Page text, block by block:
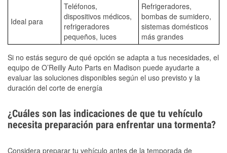
Ideal para
Teléfonos,
dispositivos médicos,
refrigeradores
pequeños, luces
Refrigeradores,
bombas de sumidero,
sistemas domésticos
más grandes
Si no estás seguro de qué opción se adapta a tus necesidades, el
equipo de O’Reilly Auto Parts en Madison puede ayudarte a
evaluar las soluciones disponibles según el uso previsto y la
duración del corte de energía
¿Cuáles son las indicaciones de que tu vehículo
necesita preparación para enfrentar una tormenta?
Considera preparar tu vehículo antes de la temporada de